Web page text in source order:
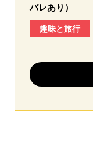
バレあり）
趣味と旅行